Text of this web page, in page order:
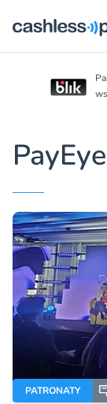
Partnerzy
wspierający
PayEye
PATRONATY